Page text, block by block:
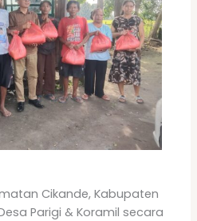
Cikande, Kabupaten
Parigi & Koramil secara